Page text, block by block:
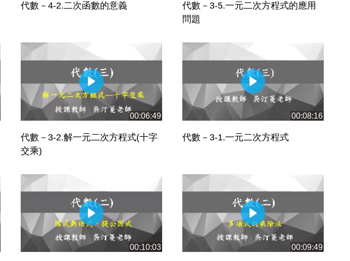
代數－4-2.二次函數的意義
代數－3-5.一元二次方程式的應用
問題
00:06:49
代數－3-2.解一元二次方程式(十字
交乘)
00:08:16
代數－3-1.一元二次方程式
00:10:03 00:09:49